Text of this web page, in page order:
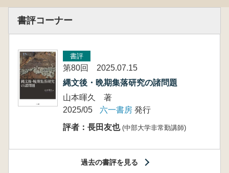
書評コーナー
書評
第80回 2025.07.15
縄文後・晩期集落研究の諸問題
山本暉久 著
2025/05
六一書房 発行
評者：長田友也 (中部大学非常勤講師)
過去の書評を見る